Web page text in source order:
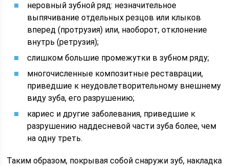
неровный зубной ряд: незначительное
выпячивание отдельных резцов или клыков
вперед (протрузия) или, наоборот, отклонение
внутрь (ретрузия);
слишком большие промежутки в зубном ряду;
многочисленные композитные реставрации,
приведшие к неудовлетворительному внешнему
виду зуба, его разрушению;
кариес и другие заболевания, приведшие к
разрушению наддесневой части зуба более, чем
на одну треть.
Таким образом, покрывая собой снаружи зуб, накладка